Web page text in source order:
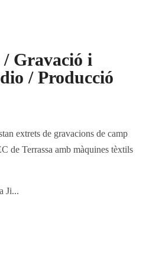
Gravació i
/ Producció
extrets de gravacions de camp
de Terrassa amb màquines tèxtils
Ji...